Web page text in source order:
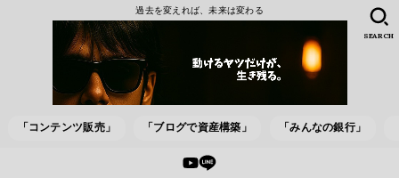
過去を変えれば、未来は変わる
「コンテンツ販売」 「ブログで資産構築」 「みんなの銀行」
SEARCH